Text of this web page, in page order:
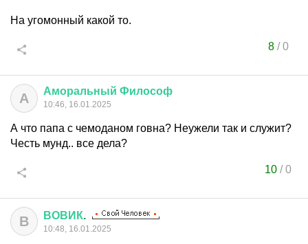
На угомонный какой то.
8/0
А Аморальный Философ
10:46, 16.01.2025
А что папа с чемоданом говна? Неужели так и служит?
Честь мунд.. все дела?
10 /0
В ВОВИК.
10:48, 16.01.2025